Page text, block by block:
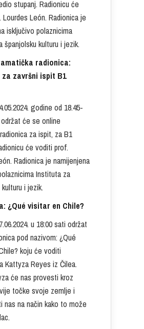
stupanj. Radionicu će
León. Radionica je
isključivo polaznicima
španjolsku kulturu i jezik.
radionica:
za završni ispit B1
godine od 18.45-
će se online
za ispit, za B1
će voditi prof.
Radionica je namijenjena
Instituta za
i jezik.
¿Qué visitar en Chile?
u 18:00 sati održat
pod nazivom: ¿Qué
koju će voditi
Kattyza Reyes iz Čilea.
će nas provesti kroz
točke svoje zemlje i
nas na način kako to može